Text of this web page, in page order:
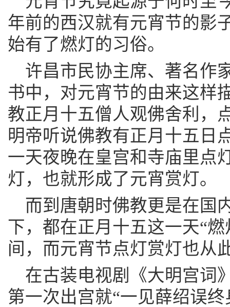
年前的西汉就有元宵节的影
始有了燃灯的习俗。
许昌市民协主席、著名作
书中，对元宵节的由来这样
教正月十五僧人观佛舍利，
明帝听说佛教有正月十五日
一天夜晚在皇宫和寺庙里点
灯，也就形成了元宵赏灯。
而到唐朝时佛教更是在国
下，都在正月十五这一天“
间，而元宵节点灯赏灯也从
在古装电视剧《大明宫词
第一次出宫就“一见薛绍误